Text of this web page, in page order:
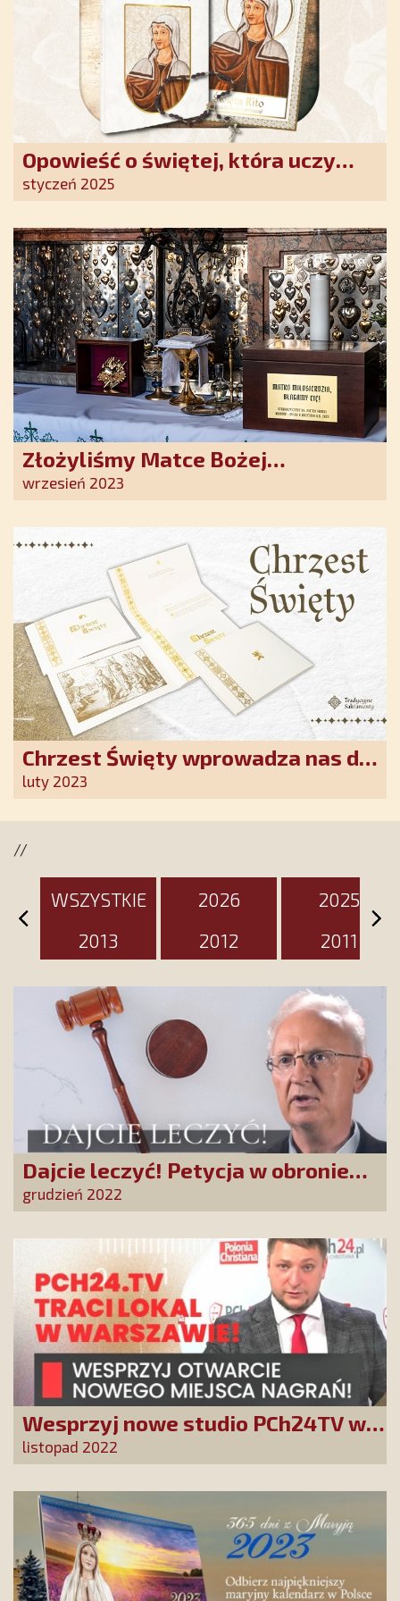
Opowieść o świętej, która uczy
szczerego oddania się Bogu.
nadziei w XXI wieku
styczeń 2025
Złożyliśmy Matce Bożej
Ostrobramskiej pozłacane wotum
wrzesień 2023
Chrzest Święty wprowadza nas do
wspólnoty Kościoła. Nasz pakiet
luty 2023
//
WSZYSTKIE 2026
2025
2013
2012 2011
Dajcie leczyć! Petycja w obronie
doktora Martyki
grudzień 2022
Wesprzyj nowe studio PCh24TV w
Warszawie
listopad 2022